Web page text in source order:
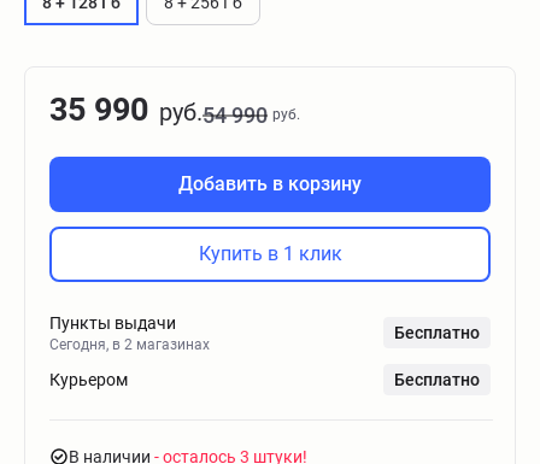
35 990 руб.54 990 руб.
Добавить в корзину
Купить в 1 клик
Пункты выдачи
Сегодня, в 2 магазинах
Бесплатно
Курьером Бесплатно
В наличии - осталось 3 штуки